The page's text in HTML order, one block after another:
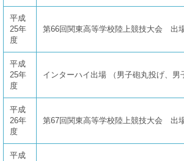
平成
25年
度
第66回関東高等学校陸上競技大会 出
平成
25年
度
インターハイ出場 （男子砲丸投げ、男
平成
26年
度
第67回関東高等学校陸上競技大会 出
平成